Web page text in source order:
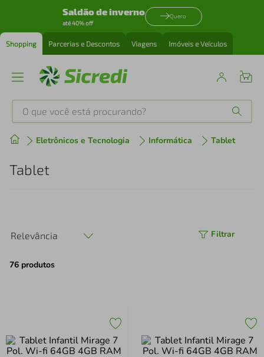
Saldão de inverno
até 40% off
Quero
Shopping Parcerias e Descontos Viagens Imóveis e Veículos
O que você está procurando?
Eletrônicos e Tecnologia Informática Tablet
Tablet
Relevância Filtrar
76 produtos
Produtos mais buscados
º
º perfume
4º air fryer